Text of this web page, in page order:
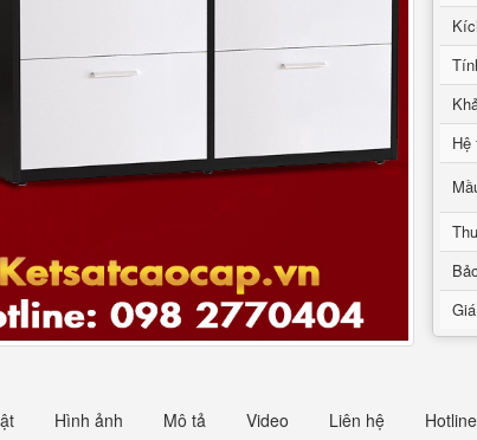
Hệ
Giá
Hình ảnh Mô tả Video Liên hệ